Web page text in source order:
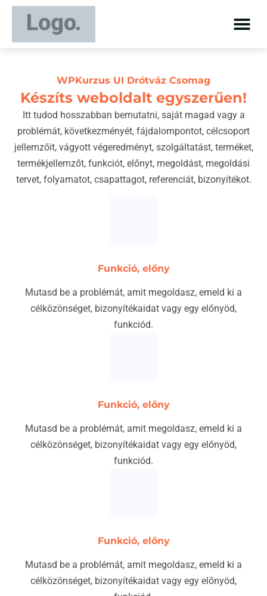
WPKurzus UI Drótváz Csomag
Készíts weboldalt egyszerűen!
Itt tudod hosszabban bemutatni, saját magad vagy a
problémát, következményét, fájdalompontot, célcsoport
jellemzőit, vágyott végeredményt, szolgáltatást, terméket,
termékjellemzőt, funkciót, előnyt, megoldást, megoldási
tervet, folyamatot, csapattagot, referenciát, bizonyítékot.
Funkció, előny
Mutasd be a problémát, amit megoldasz, emeld ki a
célközönséget, bizonyítékaidat vagy egy előnyöd,
funkciód.
Funkció, előny
Mutasd be a problémát, amit megoldasz, emeld ki a
célközönséget, bizonyítékaidat vagy egy előnyöd,
funkciód.
Funkció, előny
Mutasd be a problémát, amit megoldasz, emeld ki a
célközönséget, bizonyítékaidat vagy egy előnyöd,